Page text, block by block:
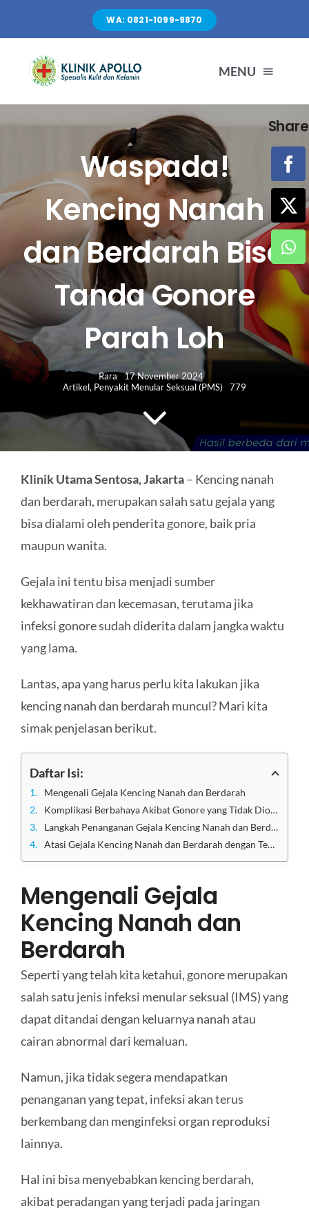
content
WA: 0821-1099-9870
MENU
TENTANG KAMI
LAYANAN
FASILITAS
ARTIKEL
HUBUNGI KAMI
Search
for:
Waspada!
Kencing Nanah
dan Berdarah Bisa
Tanda Gonore
Parah Loh
Rara
17 November 2024
Artikel, Penyakit Menular Seksual (PMS) 779
Klinik Utama Sentosa, Jakarta– Kencing nanah
dan berdarah, merupakan salah satu gejala yang
bisa dialami oleh penderita gonore, baik pria
maupun wanita.
Gejala ini tentu bisa menjadi sumber
kekhawatiran dan kecemasan, terutama jika
infeksi gonore sudah diderita dalam jangka waktu
yang lama.
Lantas, apa yang harus perlu kita lakukan jika
kencing nanah dan berdarah muncul? Mari kita
simak penjelasan berikut.
Daftar Isi:
Mengenali Gejala Kencing Nanah dan Berdarah
Komplikasi Berbahaya Akibat Gonore yang Tidak Diobati
Langkah Penanganan Gejala Kencing Nanah dan Berdarah
Atasi Gejala Kencing Nanah dan Berdarah dengan Tepat di Klinik Utama Sentosa
Mengenali Gejala
Kencing Nanah dan
Berdarah
Seperti yang telah kita ketahui, gonore merupakan
salah satu jenis infeksi menular seksual (IMS) yang
dapat ditandai dengan keluarnya nanah atau
cairan abnormal dari kemaluan.
Namun, jika tidak segera mendapatkan
penanganan yang tepat, infeksi akan terus
berkembang dan menginfeksi organ reproduksi
lainnya.
Hal ini bisa menyebabkan kencing berdarah,
akibat peradangan yang terjadi pada jaringan
Share